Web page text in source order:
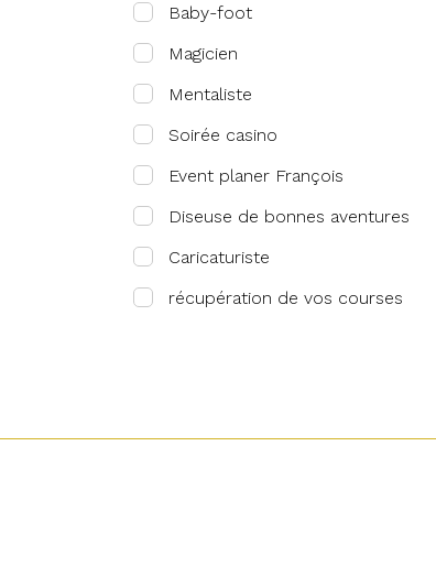
Baby-foot
Magicien
Mentaliste
Soirée casino
Event planer François
Diseuse de bonnes aventures
Caricaturiste
récupération de vos courses